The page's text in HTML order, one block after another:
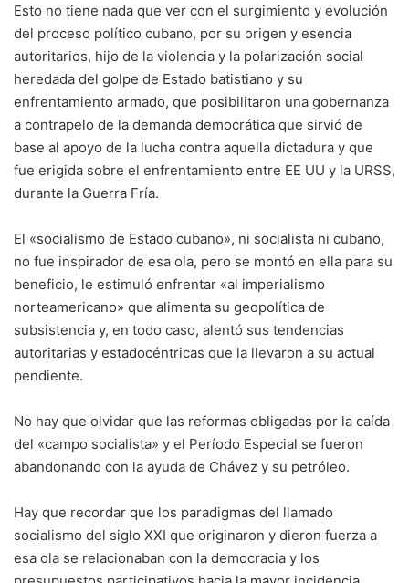
Esto no tiene nada que ver con el surgimiento y evolución
del proceso político cubano, por su origen y esencia
autoritarios, hijo de la violencia y la polarización social
heredada del golpe de Estado batistiano y su
enfrentamiento armado, que posibilitaron una gobernanza
a contrapelo de la demanda democrática que sirvió de
base al apoyo de la lucha contra aquella dictadura y que
fue erigida sobre el enfrentamiento entre EE UU y la URSS,
durante la Guerra Fría.
El «socialismo de Estado cubano», ni socialista ni cubano,
no fue inspirador de esa ola, pero se montó en ella para su
beneficio, le estimuló enfrentar «al imperialismo
norteamericano» que alimenta su geopolítica de
subsistencia y, en todo caso, alentó sus tendencias
autoritarias y estadocéntricas que la llevaron a su actual
pendiente.
No hay que olvidar que las reformas obligadas por la caída
del «campo socialista» y el Período Especial se fueron
abandonando con la ayuda de Chávez y su petróleo.
Hay que recordar que los paradigmas del llamado
socialismo del siglo XXI que originaron y dieron fuerza a
esa ola se relacionaban con la democracia y los